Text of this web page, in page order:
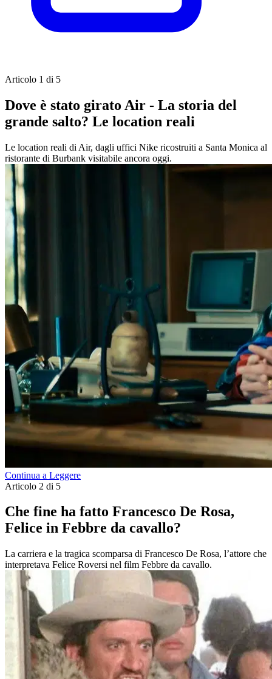
Articolo 1 di 5
Dove è stato girato Air - La storia del
grande salto? Le location reali
Le location reali di Air, dagli uffici Nike ricostruiti a Santa Monica al
ristorante di Burbank visitabile ancora oggi.
Continua a Leggere
Articolo 2 di 5
Che fine ha fatto Francesco De Rosa,
Felice in Febbre da cavallo?
La carriera e la tragica scomparsa di Francesco De Rosa, l’attore che
interpretava Felice Roversi nel film Febbre da cavallo.